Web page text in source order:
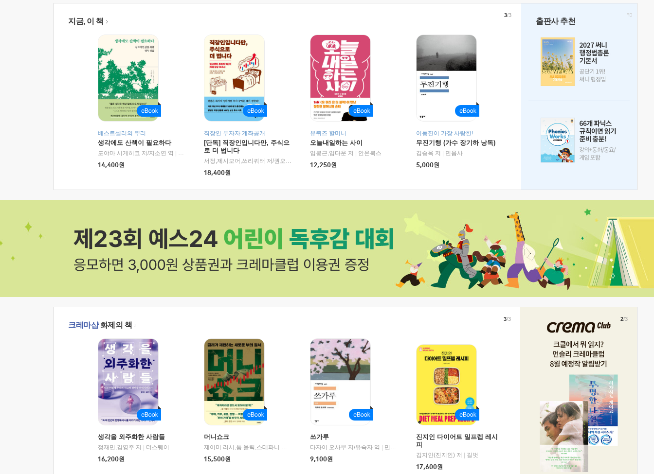
지금, 이 책
베스트셀러의 뿌리
생각에도 산책이 필요하다
도야마 시게히코 저/지소연 역
알에이치코리아(RHK)
14,400원
직장인 투자자 계좌공개
[단독] 직장인입니다만, 주식으
로 더 법니다
서정,제시모어,쓰리쿼터 저/권오태,시그널리포트 편
18,400원
유퀴즈 할머니
오늘내일하는 사이
임봉근,임다운 저
안온북스
12,250원
이동진이 가장 사랑한!
무진기행 (가수 장기하 낭독)
김승옥 저
민음사
5,000원
3/3
출판사 추천
크레마샵화제의 책
생각을 외주화한 사람들
정재민,김영주 저
더스퀘어
16,200원
머니쇼크
제이미 러시,톰 올릭,스테파니 플랜더스 편저/임경은 역/박정호 감수 |
교보문고
15,500원
쓰가루
다자이 오사무 저/유숙자 역
민음사
9,100원
진지인 다이어트 밀프렙 레시
피
김지인(진지인) 저
길벗
17,600원
3/3 2/3